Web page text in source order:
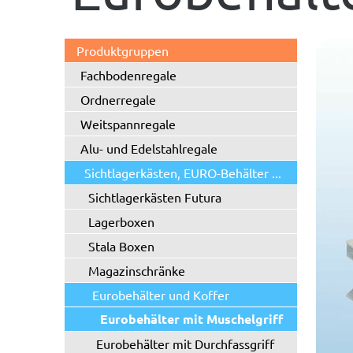
Produktgruppen
Fachbodenregale
Ordnerregale
Weitspannregale
Alu- und Edelstahlregale
Sichtlagerkästen, EURO-Behälter ...
Sichtlagerkästen Futura
Lagerboxen
Stala Boxen
Magazinschränke
Eurobehälter und Koffer
Eurobehälter mit Muschelgriff
Eurobehälter mit Durchfassgriff